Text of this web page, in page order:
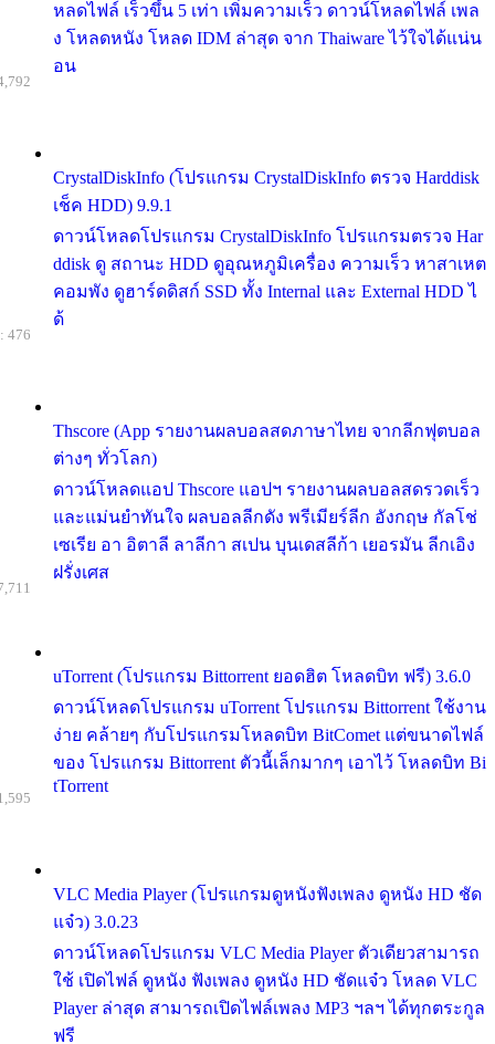
หลดไฟล์ เร็วขึ้น 5 เท่า เพิ่มความเร็ว ดาวน์โหลดไฟล์ เพล
ง โหลดหนัง โหลด IDM ล่าสุด จาก Thaiware ไว้ใจได้แน่น
อน
CrystalDiskInfo (โปรแกรม CrystalDiskInfo ตรวจ Harddisk
เช็ค HDD) 9.9.1
ดาวน์โหลดโปรแกรม CrystalDiskInfo โปรแกรมตรวจ Har
ddisk ดู สถานะ HDD ดูอุณหภูมิเครื่อง ความเร็ว หาสาเหต
คอมพัง ดูฮาร์ดดิสก์ SSD ทั้ง Internal และ External HDD ไ
ด้
Thscore (App รายงานผลบอลสดภาษาไทย จากลีกฟุตบอล
ต่างๆ ทั่วโลก)
ดาวน์โหลดแอป Thscore แอปฯ รายงานผลบอลสดรวดเร็ว
และแม่นยำทันใจ ผลบอลลีกดัง พรีเมียร์ลีก อังกฤษ กัลโช่
เซเรีย อา อิตาลี ลาลีกา สเปน บุนเดสลีก้า เยอรมัน ลีกเอิง
ฝรั่งเศส
476
uTorrent (โปรแกรม Bittorrent ยอดฮิต โหลดบิท ฟรี) 3.6.0
ดาวน์โหลดโปรแกรม uTorrent โปรแกรม Bittorrent ใช้งาน
ง่าย คล้ายๆ กับโปรแกรมโหลดบิท BitComet แต่ขนาดไฟล์
ของ โปรแกรม Bittorrent ตัวนี้เล็กมากๆ เอาไว้ โหลดบิท Bi
tTorrent
VLC Media Player (โปรแกรมดูหนังฟังเพลง ดูหนัง HD ชัด
แจ๋ว) 3.0.23
ดาวน์โหลดโปรแกรม VLC Media Player ตัวเดียวสามารถ
ใช้ เปิดไฟล์ ดูหนัง ฟังเพลง ดูหนัง HD ชัดแจ๋ว โหลด VLC
Player ล่าสุด สามารถเปิดไฟล์เพลง MP3 ฯลฯ ได้ทุกตระกูล
ฟรี